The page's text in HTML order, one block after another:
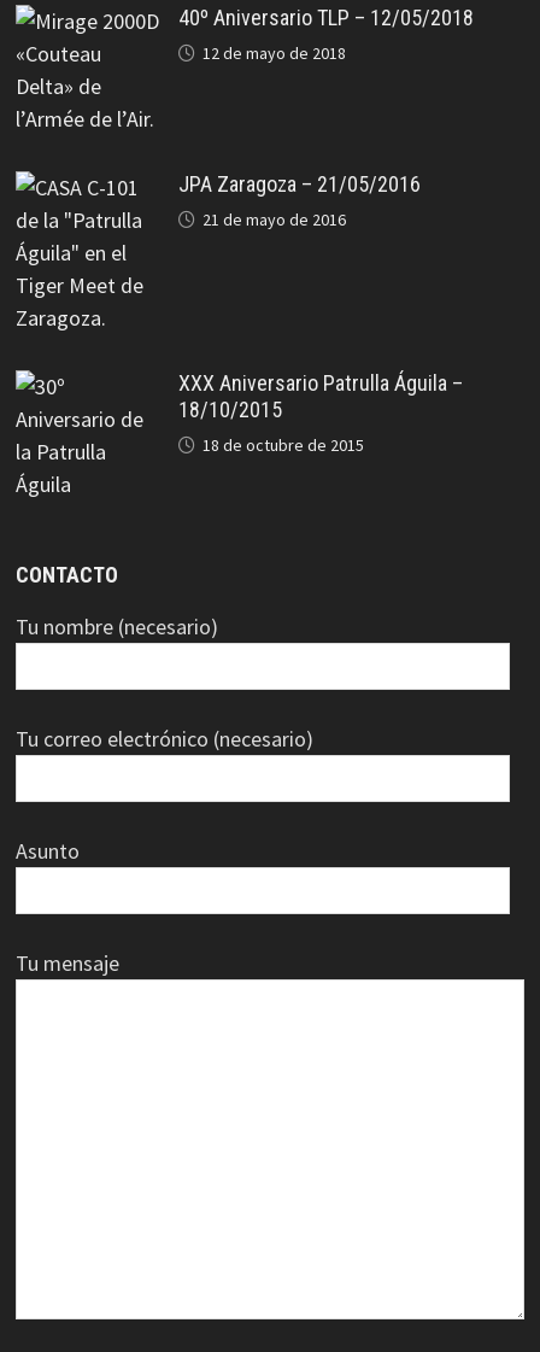
40º Aniversario TLP – 12/05/2018
12 de mayo de 2018
JPA Zaragoza – 21/05/2016
21 de mayo de 2016
XXX Aniversario Patrulla Águila –
18/10/2015
18 de octubre de 2015
CONTACTO
Tu nombre (necesario)
Tu correo electrónico (necesario)
Asunto
Tu mensaje